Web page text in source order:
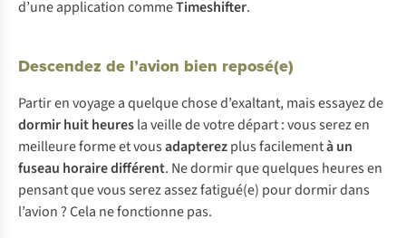
d’une application commeTimeshifter.
Descendez de l’avion bien reposé(e)
Partir en voyage a quelque chose d’exaltant, mais essayez de
dormir huit heuresla veille de votre départ : vous serez en
meilleure forme et vousadapterezplus facilementà un
fuseau horaire différent. Ne dormir que quelques heures en
pensant que vous serez assez fatigué(e) pour dormir dans
l’avion ? Cela ne fonctionne pas.